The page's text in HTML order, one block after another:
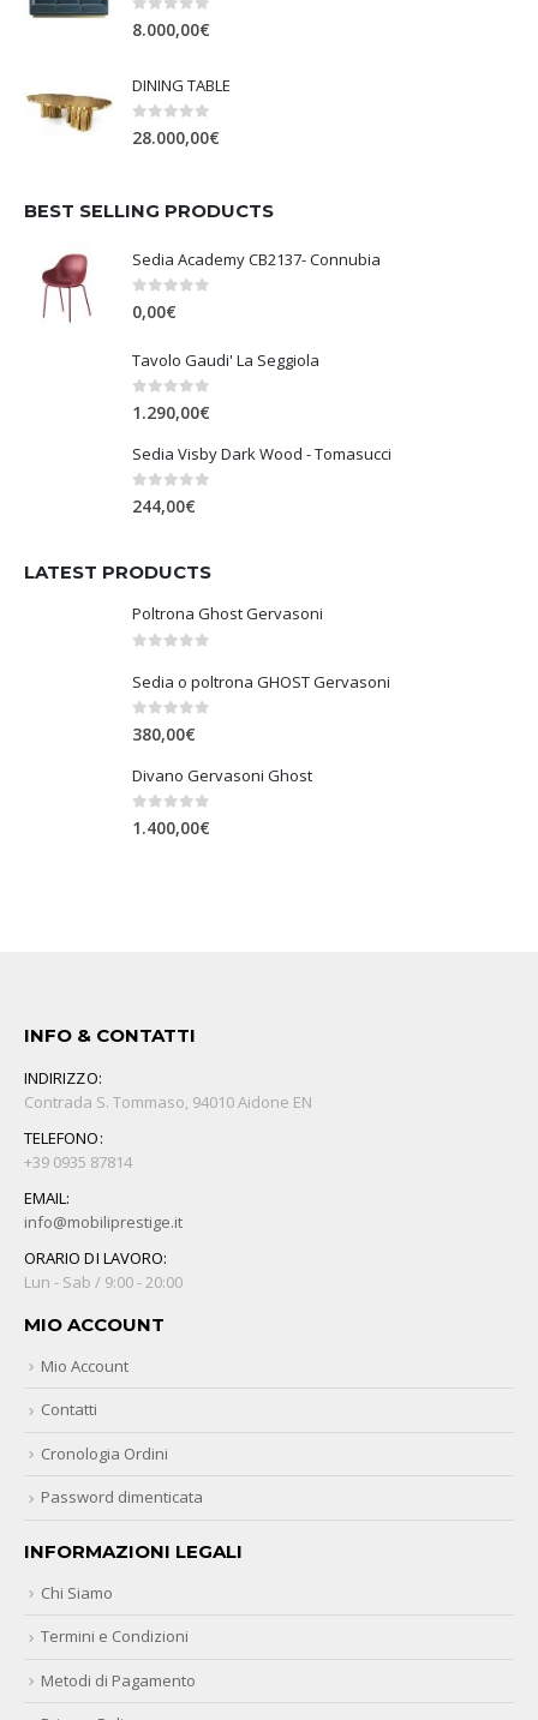
0Su 5
8.000,00€
DINING TABLE
0Su 5
28.000,00€
BEST SELLING PRODUCTS
Sedia Academy CB2137- Connubia
0 Su 5
0,00€
Tavolo Gaudi' La Seggiola
0 Su 5
1.290,00€
Sedia Visby Dark Wood - Tomasucci
0Su 5
244,00€
LATEST PRODUCTS
Poltrona Ghost Gervasoni
Sedia o poltrona GHOST Gervasoni
0Su 5
380,00€
Divano Gervasoni Ghost
0 Su 5
1.400,00€
INFO & CONTATTI
INDIRIZZO:
Contrada S. Tommaso, 94010 Aidone EN
TELEFONO:
+39 0935 87814
EMAIL:
info@mobiliprestige.it
ORARIO DI LAVORO:
Lun - Sab / 9:00 - 20:00
MIO ACCOUNT
Mio Account
Contatti
Cronologia Ordini
Password dimenticata
INFORMAZIONI LEGALI
Chi Siamo
Termini e Condizioni
Metodi di Pagamento